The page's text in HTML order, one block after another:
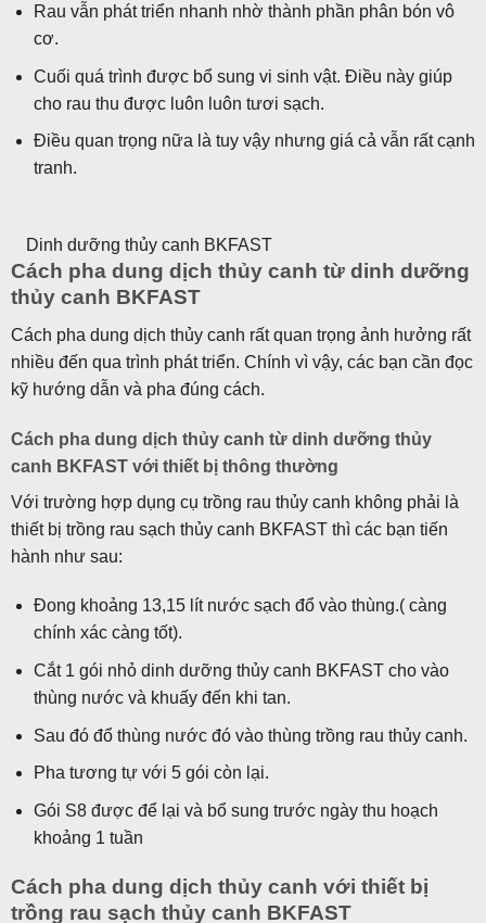
Rau vẫn phát triển nhanh nhờ thành phần phân bón vô
cơ.
Cuối quá trình được bổ sung vi sinh vật. Điều này giúp
cho rau thu được luôn luôn tươi sạch.
Điều quan trọng nữa là tuy vậy nhưng giá cả vẫn rất cạnh
tranh.
Dinh dưỡng thủy canh BKFAST
Cách pha dung dịch thủy canh từ dinh dưỡng
thủy canh BKFAST
Cách pha dung dịch thủy canh rất quan trọng ảnh hưởng rất
nhiều đến qua trình phát triển. Chính vì vậy, các bạn cần đọc
kỹ hướng dẫn và pha đúng cách.
Cách pha dung dịch thủy canh từ dinh dưỡng thủy
canh BKFAST với thiết bị thông thường
Với trường hợp dụng cụ trồng rau thủy canh không phải là
thiết bị trồng rau sạch thủy canh BKFAST thì các bạn tiến
hành như sau:
Đong khoảng 13,15 lít nước sạch đổ vào thùng.( càng
chính xác càng tốt).
Cắt 1 gói nhỏ dinh dưỡng thủy canh BKFAST cho vào
thùng nước và khuấy đến khi tan.
Sau đó đổ thùng nước đó vào thùng trồng rau thủy canh.
Pha tương tự với 5 gói còn lại.
Gói S8 được để lại và bổ sung trước ngày thu hoạch
khoảng 1 tuần
Cách pha dung dịch thủy canh với thiết bị
trồng rau sạch thủy canh BKFAST